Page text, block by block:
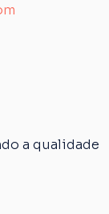
a qualidade